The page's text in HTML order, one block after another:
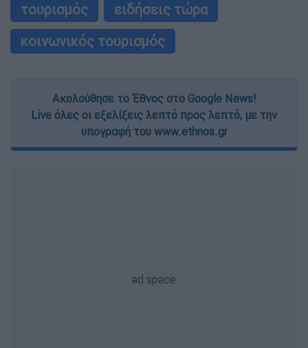
τουρισμός
ειδήσεις τώρα
κοινωνικός τουρισμός
Ακολούθησε το Έθνος στο Google News!
Live όλες οι εξελίξεις λεπτό προς λεπτό, με την
υπογραφή του www.ethnos.gr